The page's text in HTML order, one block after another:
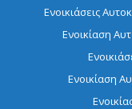
Ενοικιάσεις
Ενοικίαση
Ενοικίαση